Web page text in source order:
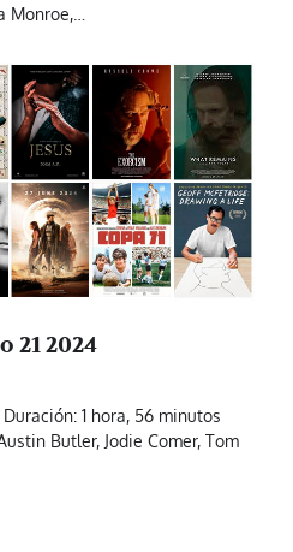
21 2024
1 hora, 56 minutos
Butler, Jodie Comer, Tom